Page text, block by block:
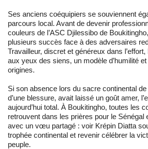
Ses anciens coéquipiers se souviennent
parcours local. Avant de devenir
couleurs de l’ASC Djilessibo de
plusieurs succès face à des adversaires
Travailleur, discret et généreux dans
aux yeux des siens, un modèle d’humilité
origines.
Si son absence lors du sacre continental
d’une blessure, avait laissé un goût amer,
aujourd’hui total. À Boukitingho, toutes les
retrouvent dans les prières pour le Sénégal
avec un vœu partagé : voir Krépin Diatta
trophée continental et revenir célébrer la
peuple.